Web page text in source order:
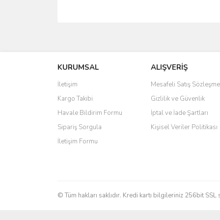
Ürün resmi kalitesiz, bozuk veya
Ürün açıklamasında eksik bilgiler bulunuyor.
Ürün bilgilerinde hatalar bulunuyor.
Ürün fiyatı diğer sitelerden daha pahalı.
Bu ürüne benzer farklı alternatifler olmalı.
KURUMSAL
İletişim
Kargo Takibi
Havale Bildirim Formu
Sipariş Sorgula
İletişim Formu
ALIŞVERİŞ
Mesafeli Satış
Gizlilik ve Güvenlik
İptal ve İade Şartları
Kişisel Veriler Politikası
© Tüm hakları saklıdır. Kredi kartı bilgileriniz 256bit SSL